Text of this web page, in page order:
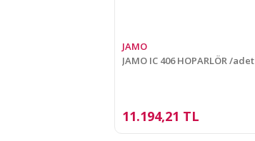
JAMO
JAMO IC 406 HOPARLÖR /adet
11.194,21 TL